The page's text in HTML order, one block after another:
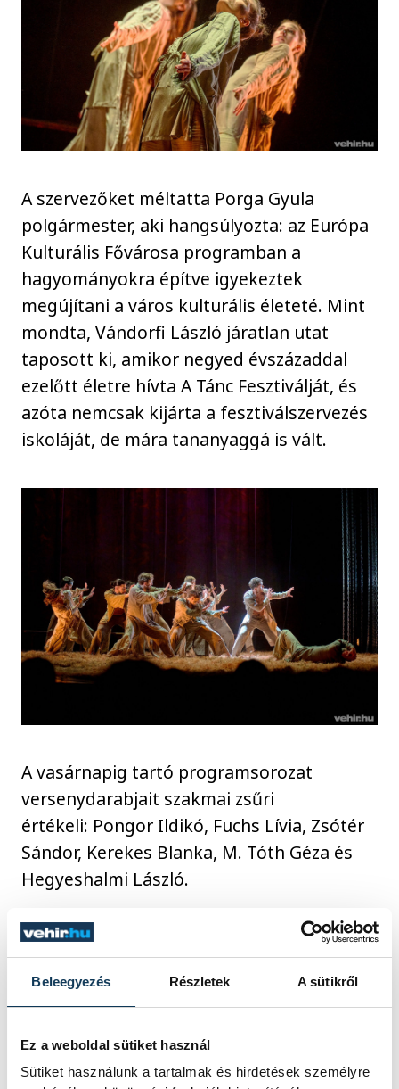
Beleegyezés Részletek A sütikről
Ez a weboldal sütiket használ
Sütiket használunk a tartalmak és hirdetések személyre
A szervezőket méltatta Porga Gyula
polgármester, aki hangsúlyozta: az Európa
Kulturális Fővárosa programban a
hagyományokra építve igyekeztek
megújítani a város kulturális életeté. Mint
mondta, Vándorfi László járatlan utat
taposott ki, amikor negyed évszázaddal
ezelőtt életre hívta A Tánc Fesztiválját, és
azóta nemcsak kijárta a fesztiválszervezés
iskoláját, de mára tananyaggá is vált.
A vasárnapig tartó programsorozat
versenydarabjait szakmai zsűri
értékeli: Pongor Ildikó, Fuchs Lívia, Zsótér
Sándor, Kerekes Blanka, M. Tóth Géza és
Hegyeshalmi László.
kultúra Porga Gyula
tánc
balett
Horváth Csaba